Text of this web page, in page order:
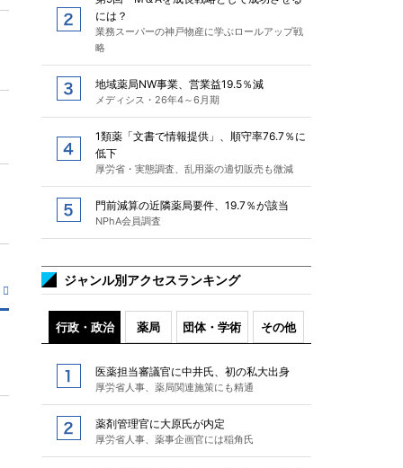
には？
業務スーパーの神戸物産に学ぶロールアップ戦
略
地域薬局NW事業、営業益19.5％減
メディシス・26年4～6月期
1類薬「文書で情報提供」、順守率76.7％に
低下
厚労省・実態調査、乱用薬の適切販売も微減
門前減算の近隣薬局要件、19.7％が該当
NPhA会員調査
ジャンル別アクセスランキング
行政・政治 薬局 団体・学術 その他
医薬担当審議官に中井氏、初の私大出身
厚労省人事、薬局関連施策にも精通
薬剤管理官に大原氏が内定
厚労省人事、薬事企画官には稲角氏